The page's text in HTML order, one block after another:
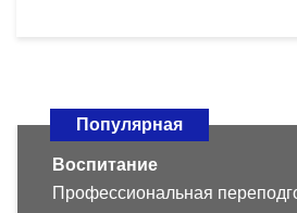
Популярная
Воспитание
Профессиональная